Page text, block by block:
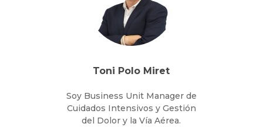
Toni Polo Miret
Soy Business Unit Manager de
Cuidados Intensivos y Gestión
del Dolor y la Vía Aérea.